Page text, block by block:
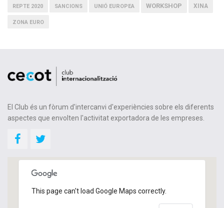
REPTE 2020 SANCIONS UNIÓ EUROPEA WORKSHOP XINA
ZONA EURO
El Club és un fòrum d'intercanvi d'experiències sobre els diferents
aspectes que envolten l'activitat exportadora de les empreses.
This page can't load Google Maps correctly.